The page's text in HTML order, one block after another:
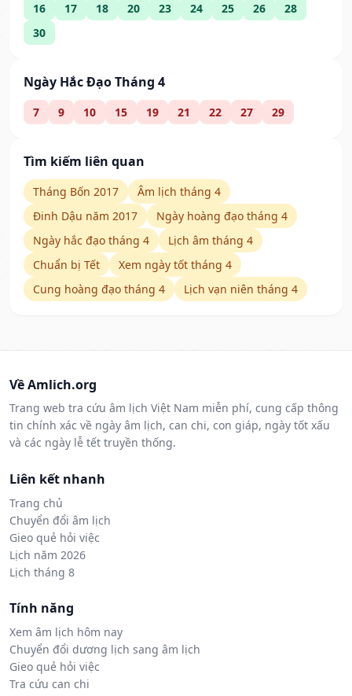
16
17 18 20 23 24 25 26
28
30
Ngày Hắc Đạo Tháng 4
7 9 10 15 19 21 22 27 29
Tìm kiếm liên quan
Tháng Bốn 2017
Âm lịch tháng 4
Đinh Dậu năm 2017
Ngày hoàng đạo tháng 4
Ngày hắc đạo tháng 4
Lịch âm tháng 4
Chuẩn bị Tết
Xem ngày tốt tháng 4
Cung hoàng đạo tháng 4
Lịch vạn niên tháng 4
Về Amlich.org
Trang web tra cứu âm lịch Việt Nam miễn phí, cung cấp thông
tin chính xác về ngày âm lịch, can chi, con giáp, ngày tốt xấu
và các ngày lễ tết truyền thống.
Liên kết nhanh
Trang chủ
Chuyển đổi âm lịch
Gieo quẻ hỏi việc
Lịch năm 2026
Lịch tháng 8
Tính năng
Xem âm lịch hôm nay
Chuyển đổi dương lịch sang âm lịch
Gieo quẻ hỏi việc
Tra cứu can chi